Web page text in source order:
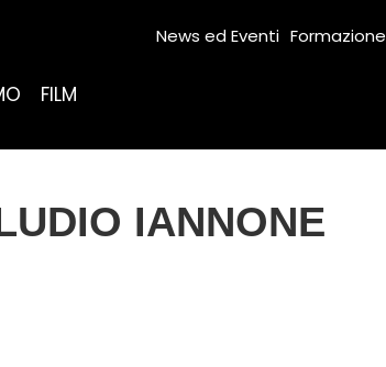
FILM
News ed Eventi Formazione
IANNONE